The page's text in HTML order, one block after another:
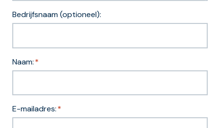
Bedrijfsnaam (optioneel):
Naam:*
E-mailadres:*